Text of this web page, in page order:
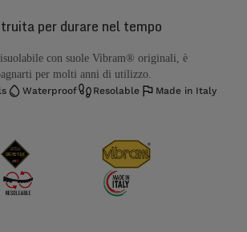
per durare nel tempo
con suole Vibram® originali, è
per molti anni di utilizzo.
Waterproof Resolable Made in Italy